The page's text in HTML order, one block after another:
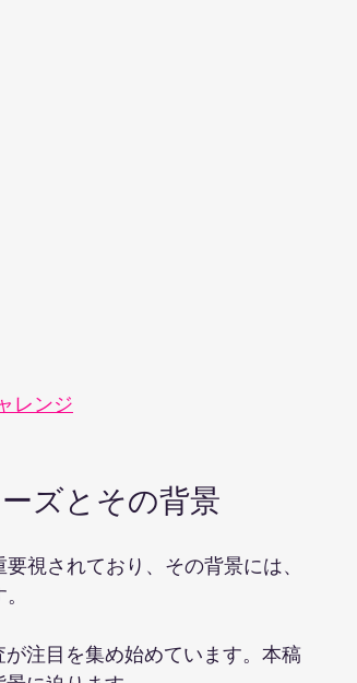
レンジ
ズとその背景
視されており、その背景には、
注目を集め始めています。本稿